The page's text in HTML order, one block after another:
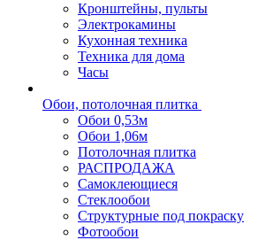
Кронштейны, пульты
Электрокамины
Кухонная техника
Техника для дома
Часы
Обои, потолочная плитка
Обои 0,53м
Обои 1,06м
Потолочная плитка
РАСПРОДАЖА
Самоклеющиеся
Стеклообои
Структурные под покраску
Фотообои